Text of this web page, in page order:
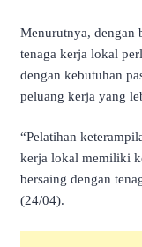
Menurutnya, dengan
tenaga kerja lokal
dengan kebutuhan
peluang kerja yang
“Pelatihan
kerja lokal memiliki
bersaing dengan
(24/04).